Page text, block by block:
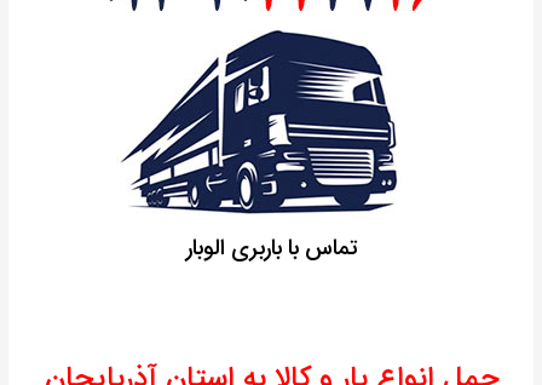
تماس با باربری الوبار